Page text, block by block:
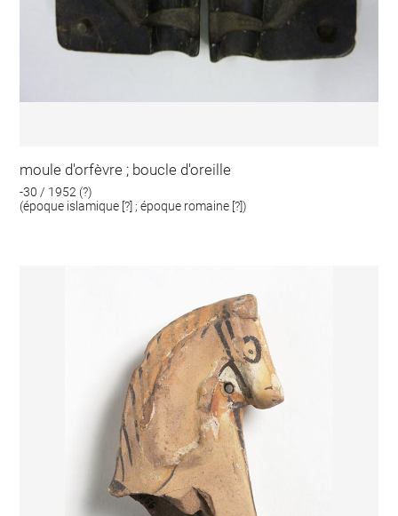
moule d'orfèvre ; boucle d'oreille
-30 / 1952 (?)
(époque islamique [?] ; époque romaine [?])